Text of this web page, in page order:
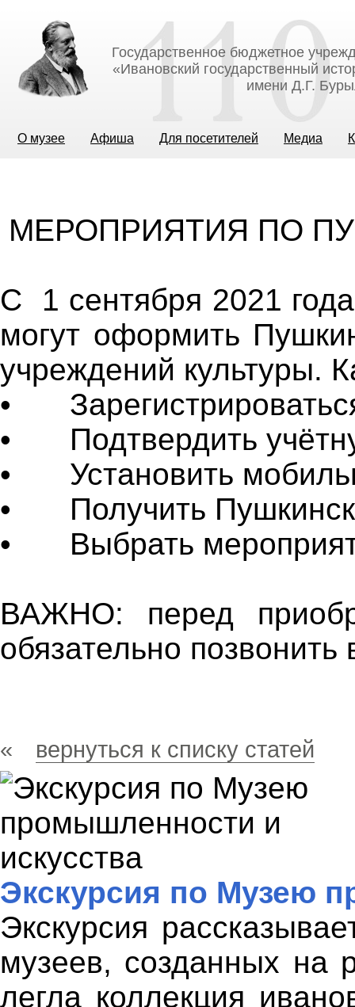
Государственное бюджетное
«Ивановский государственный
имени Д.Г.
О музее Афиша Для посетителей Медиа
МЕРОПРИЯТИЯ ПО
С 1 сентября 2021
могут оформить
учреждений культуры.
•
•
Подтвердить
•
Установить
•
Получить
•
Выбрать
ВАЖНО: перед
обязательно
« вернуться к списку статей
Экскурсия по Музею
Экскурсия
музеев, созданных на
легла коллекция